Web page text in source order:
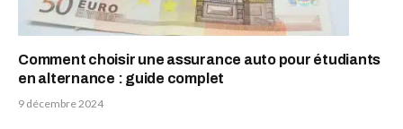
Comment choisir une assurance auto pour étudiants
en alternance : guide complet
9 décembre 2024